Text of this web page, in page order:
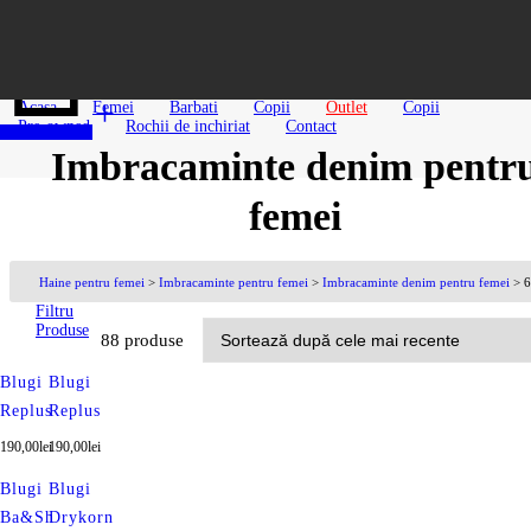
Acasa Femei Barbati Copii Outlet
Copii
Pre-owned
Rochii de inchiriat Contact
Imbracaminte denim
femei
Haine pentru femei > Imbracaminte pentru femei > Imbracaminte denim pentru femei > 6
88 produse
Filtru
Produse
Afiseaza
doar
produsele
oferta!
Brand
Blugi
Replus
190,00lei
Blugi
Replus
190,00lei
Blugi
Ba&Sh
Blugi
Drykorn